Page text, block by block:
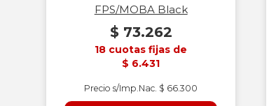
FPS/MOBA Black
$ 73.262
18 cuotas fijas de
$ 6.431
Precio s/Imp.Nac. $ 66.300